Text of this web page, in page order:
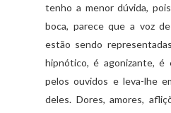
tenho a menor dúvida,
boca, parece que a voz
estão sendo
hipnótico, é agonizante, é
pelos ouvidos e leva-lhe
deles. Dores, amores,